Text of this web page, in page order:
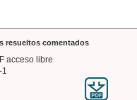
resueltos comentados
acceso libre
1